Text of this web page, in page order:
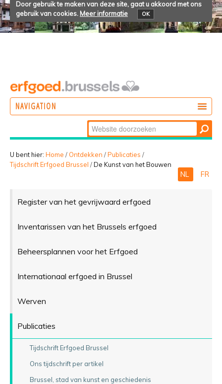
Door gebruik te maken van deze site, gaat u akkoord met ons
gebruik van cookies. Meer informatie OK
NAVIGATION
BELEVEN
Zoek
Geavanceerd
zoeken...
U bent hier: Home / Ontdekken /Publicaties /
Tijdschrift Erfgoed Brussel /De Kunst van het Bouwen
NL FR
Register van het gevrijwaard erfgoed
Inventarissen van het Brussels erfgoed
Beheersplannen voor het Erfgoed
Internationaal erfgoed in Brussel
Werven
Publicaties
Tijdschrift Erfgoed Brussel
Ons tijdschrift per artikel
Brussel, stad van kunst en geschiedenis